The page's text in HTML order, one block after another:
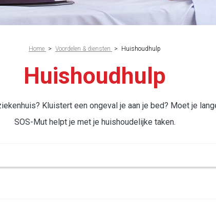
Home > Voordelen & diensten > Huishoudhulp
Huishoudhulp
Kluistert een ongeval je aan je bed? Moet je
SOS-Mut helpt je met je huishoudelijke taken.